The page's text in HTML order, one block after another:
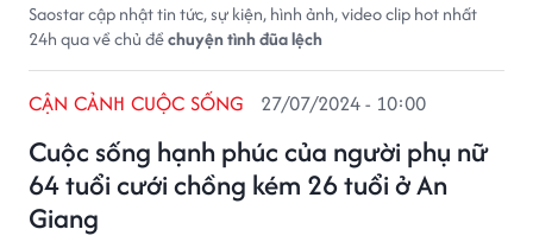
Saostar cập nhật tin tức, sự kiện, hình ảnh, video clip hot nhất
24h qua về chủ đềchuyện tình đũa lệch
Cuộc sống hạnh phúc của người phụ nữ
64 tuổi cưới chồng kém 26 tuổi ở An
Giang
CẬN CẢNH CUỘC SỐNG 27/07/2024 - 10:00